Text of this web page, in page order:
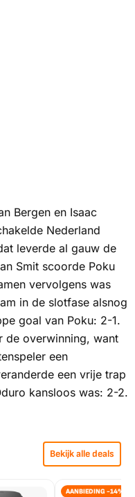
Bergen en Isaac
Nederland
leverde al gauw de
Smit scoorde Poku
vervolgens was
in de slotfase alsnog
goal van Poku: 2-1.
de overwinning, want
een
een vrije trap
kansloos was: 2-2.
Bekijk alle deals
AANBIEDING -14%